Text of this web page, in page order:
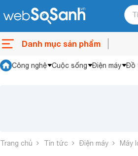
Danh mục sản phẩm
Công nghệ Cuộc sống Điện máy Đồ
Trang chủ Tin tức Điện máy Máy